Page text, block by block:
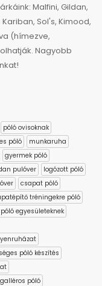
Malfini, Gildan,
Sol's, Kimood,
(hímezve,
Nagyobb
póló ovisoknak
póló
munkaruha
gyermek póló
pulóver
logózott póló
csapat póló
tréningekre póló
egyesületeknek
póló készítés
póló